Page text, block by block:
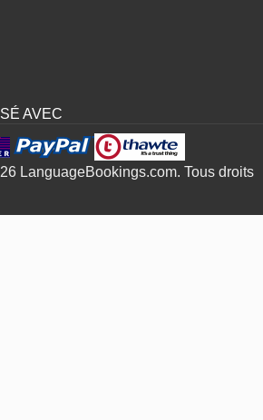
AVEC
LanguageBookings.com. Tous droits